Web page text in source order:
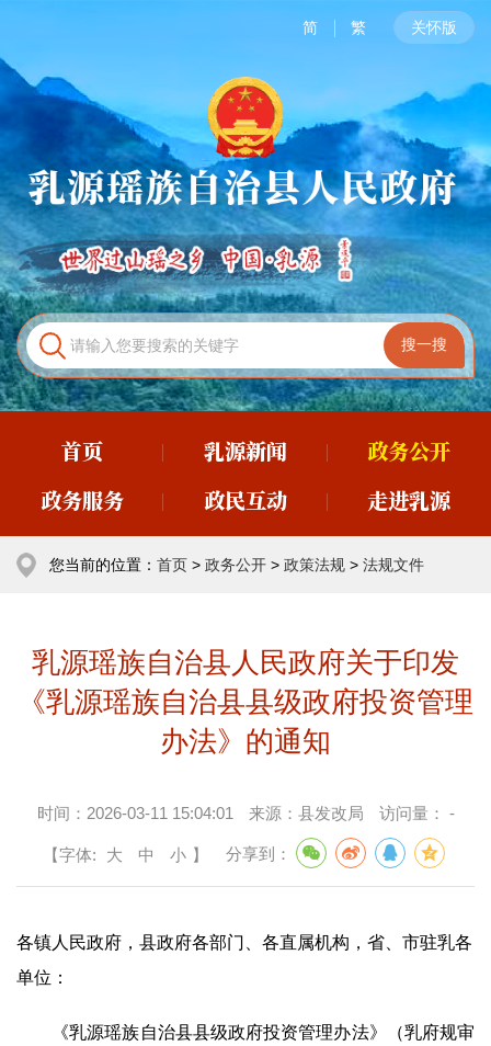
简 繁 关怀版
首页 乳源新闻
政务公开
政务服务
政民互动 走进乳源
您当前的位置： 首页 > 政务公开 > 政策法规 > 法规文件
乳源瑶族自治县人民政府关于印发
《乳源瑶族自治县县级政府投资管理
办法》的通知
时间： 2026-03-11 15:04:01 来源： 县发改局 访问量： -
【字体: 大 中 小 】 分享到：
各镇人民政府，县政府各部门、各直属机构，省、市驻乳各
单位：
《乳源瑶族自治县县级政府投资管理办法》（乳府规审